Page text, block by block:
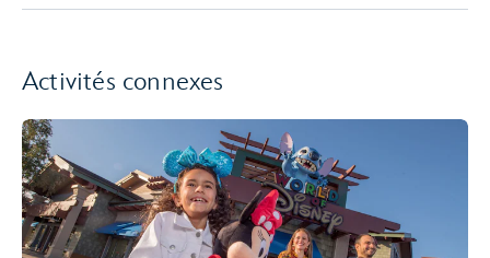
Activités connexes